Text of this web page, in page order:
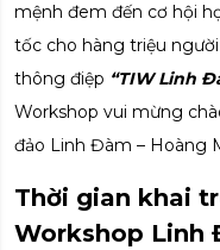
mệnh đem đến cơ hội
tốc cho hàng triệu
thông điệp “TIW Linh
Workshop vui mừng
đảo Linh Đàm – Hoàng
Thời gian khai
Workshop Linh